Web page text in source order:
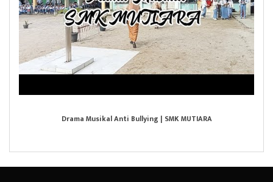
Drama Musikal Anti Bullying | SMK MUTIARA